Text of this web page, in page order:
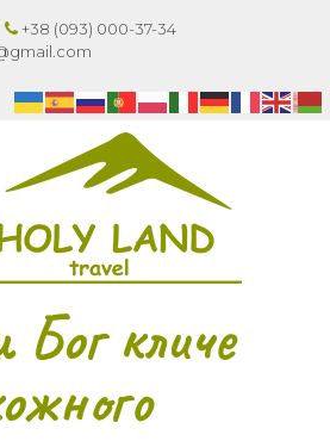
+38 (093) 000-37-34
кличе